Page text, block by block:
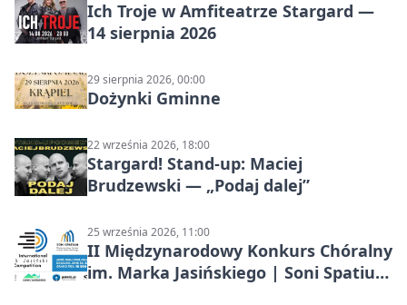
Ich Troje w Amfiteatrze Stargard —
14 sierpnia 2026
29 sierpnia 2026, 00:00
Dożynki Gminne
22 września 2026, 18:00
Stargard! Stand-up: Maciej
Brudzewski — „Podaj dalej”
25 września 2026, 11:00
II Międzynarodowy Konkurs Chóralny
im. Marka Jasińskiego | Soni Spatium